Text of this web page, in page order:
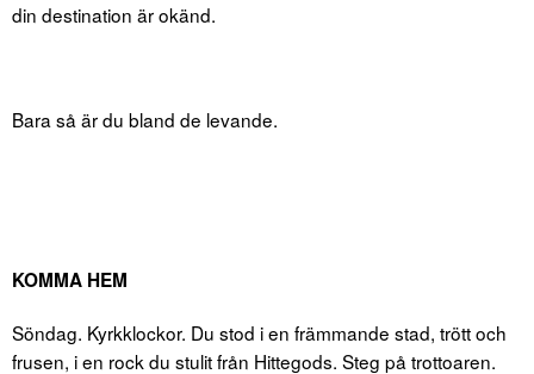
din destination är okänd.
Bara så är du bland de levande.
KOMMA HEM
Söndag. Kyrkklockor. Du stod i en främmande stad, trött och
frusen, i en rock du stulit från Hittegods. Steg på trottoaren.